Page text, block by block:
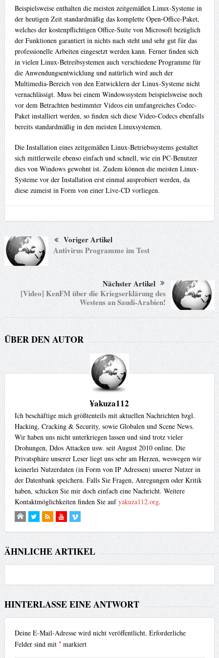
Beispielsweise enthalten die meisten zeitgemäßen Linux-Systeme in
der heutigen Zeit standardmäßig das komplette Open-Office-Paket,
welches der kostenpflichtigen Office-Suite von Microsoft bezüglich
der Funktionen garantiert in nichts nach steht und sehr gut für das
professionelle Arbeiten eingesetzt werden kann. Ferner finden sich
in vielen Linux-Betreibsystemen auch verschiedene Programme für
die Anwendungsentwicklung und natürlich wird auch der
Multimedia-Bereich von den Entwicklern der Linux-Systeme nicht
vernachlässigt. Muss bei einem Windowssystem beispielsweise noch
vor dem Betrachten bestimmter Videos ein umfangreiches Codec-
Paket installiert werden, so finden sich diese Video-Codecs ebenfalls
bereits standardmäßig in den meisten Linuxsystemen.
Die Installation eines zeitgemäßen Linux-Betriebssystems gestaltet
sich mittlerweile ebenso einfach und schnell, wie ein PC-Benutzer
dies von Windows gewohnt ist. Zudem können die meisten Linux-
Systeme vor der Installation erst einmal ausprobiert werden, da
diese zumeist in Form von einer Live-CD vorliegen.
Voriger Artikel
Antivirus Programme im Test
Nächster Artikel
[Video] KenFM über die Kriegserklärung des
Westens an Saudi-Arabien!
ÜBER DEN AUTOR
¥akuza112
Ich beschäftige mich größtenteils mit aktuellen Nachrichten bzgl.
Hacking, Cracking & Security, sowie Globalen und Scene News.
Wir haben uns nicht unterkriegen lassen und sind trotz vieler
Drohungen, Ddos Attacken usw. seit August 2010 online. Die
Privatsphäre unserer Leser liegt uns sehr am Herzen, weswegen wir
keinerlei Nutzerdaten (in Form von IP Adressen) unserer Nutzer in
der Datenbank speichern. Falls Sie Fragen, Anregungen oder Kritik
haben, schicken Sie mir doch einfach eine Nachricht. Weitere
Kontaktmöglichkeiten finden Sie aufyakuza112.org.
ÄHNLICHE ARTIKEL
HINTERLASSE EINE ANTWORT
Deine E-Mail-Adresse wird nicht veröffentlicht. Erforderliche
Felder sind mit *markiert